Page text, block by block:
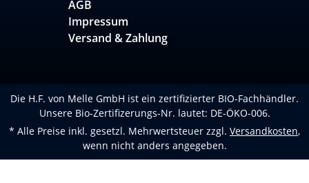
AGB
Impressum
Versand & Zahlung
Die H.F. von Melle GmbH ist ein zertifizierter BIO-Fachhändler.
Unsere Bio-Zertifizerungs-Nr. lautet: DE-ÖKO-006.
* Alle Preise inkl. gesetzl. Mehrwertsteuer zzgl. Versandkosten,
wenn nicht anders angegeben.